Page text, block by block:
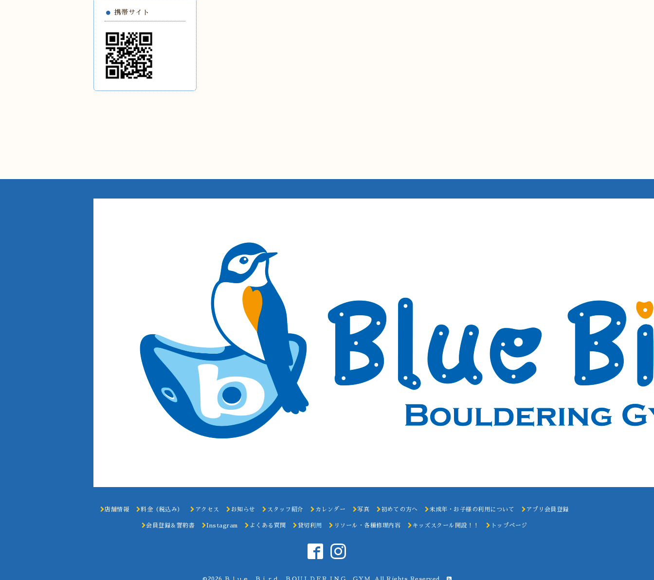
携帯サイト
店舗情報 料金（税込み） アクセス お知らせ スタッフ紹介 カレンダー 写真 初めての方へ 未成年・お子様の利用について アプリ会員登録
会員登録＆誓約書 Instagram よくある質問 貸切利用 リソール・各種修理内容 キッズスクール開設！！ トップページ